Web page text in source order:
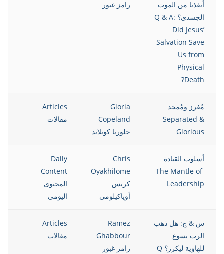
أنقذنا من الموت
الجسدي؟ Q & A:
Did Jesus’
Salvation Save
Us from
Physical
Death?
رامز غبور
مُفرز ومُمجد
Separated &
Glorious
Gloria
Copeland
جلوريا كوبلاند
Articles
مقالات
أسلوب القيادة
The Mantle of
Leadership
Chris
Oyakhilome
كريس
أوياكيلومي
Daily
Content
المحتوى
اليومي
س & ج: هل ذهب
الرب يسوع
للهاوية ليكرز؟ Q
Ramez
Ghabbour
رامز غبور
Articles
مقالات